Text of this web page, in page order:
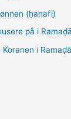
(ḥanafī)
på i
i